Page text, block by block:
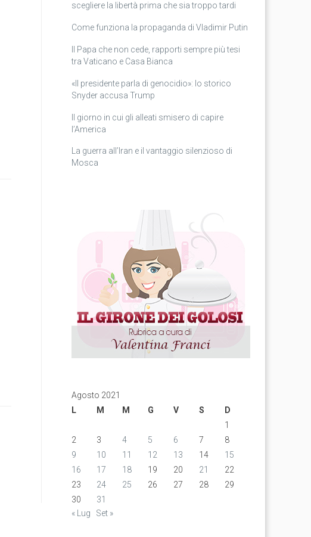
scegliere la libertà prima che sia troppo tardi
Come funziona la propaganda di Vladimir Putin
Il Papa che non cede, rapporti sempre più tesi
tra Vaticano e Casa Bianca
«Il presidente parla di genocidio»: lo storico
Snyder accusa Trump
Il giorno in cui gli alleati smisero di capire
l’America
La guerra all’Iran e il vantaggio silenzioso di
Mosca
Agosto 2021
L
M M G V S
D
1
2
3 4 5 6 7
8
9
10 11 12 13 14
15
16
17 18 19 20 21
22
23
24 25 26 27 28
29
30
31
« Lug
Set »